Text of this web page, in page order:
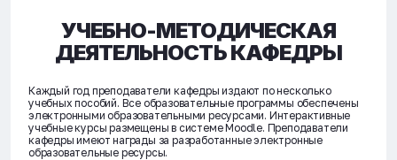
УЧЕБНО-МЕТОДИЧЕСКАЯ
ДЕЯТЕЛЬНОСТЬ КАФЕДРЫ
Каждый год преподаватели кафедры издают по несколько
учебных пособий. Все образовательные программы обеспечены
электронными образовательными ресурсами. Интерактивные
учебные курсы размещены в системе Moodle. Преподаватели
кафедры имеют награды за разработанные электронные
образовательные ресурсы.